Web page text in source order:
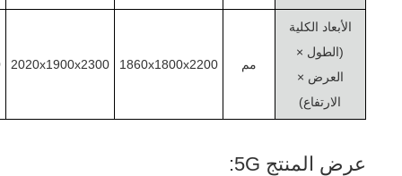
الأبعاد الكلية
(الطول ×
العرض ×
الارتفاع)
مم 1860x1800x2200
2020x1900x2300
عرض المنتج 5G: